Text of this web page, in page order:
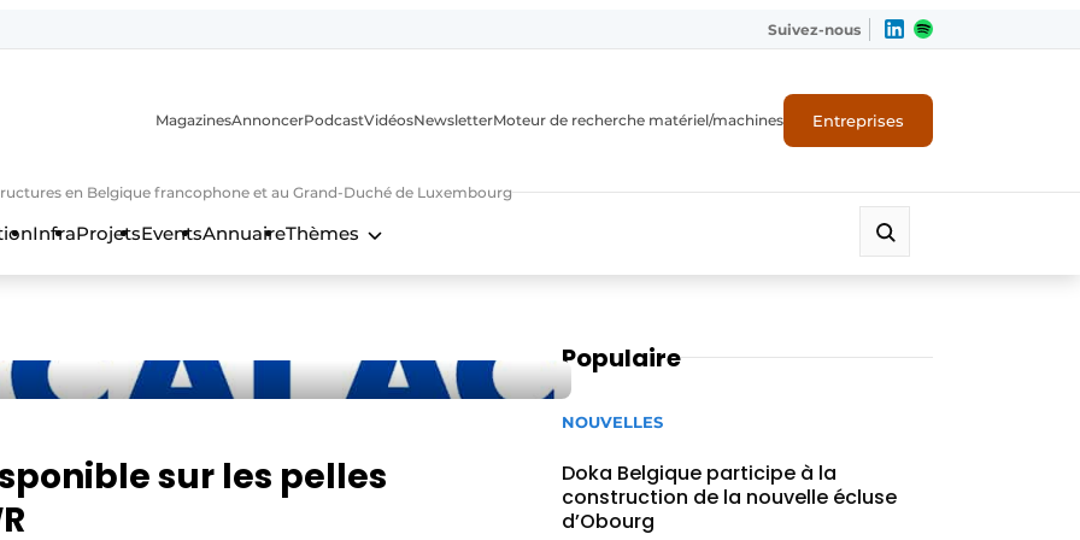
Suivez-nous
en Belgique francophone et au Grand-Duché de Luxembourg
MagazinesAnnoncerPodcastVidéosNewsletterMoteur de recherche matériel/machines Entreprises
InfraProjetsEventsAnnuaireThèmes
sur les pelles
Populaire
NOUVELLES
Doka Belgique participe à la
construction de la nouvelle écluse
d’Obourg